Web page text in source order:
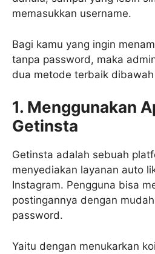
memasukkan username.
Bagi kamu yang ingin
tanpa password, maka
dua metode terbaik
1. Menggunakan
Getinsta
Getinsta adalah sebuah
menyediakan layanan auto
Instagram. Pengguna bisa
postingannya dengan
password.
Yaitu dengan menukarkan